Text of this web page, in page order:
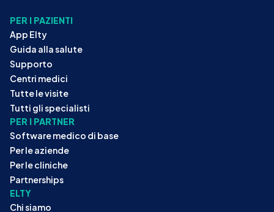
PER I PAZIENTI
App Elty
Guida alla salute
Supporto
Centri medici
Tutte le visite
Tutti gli specialisti
PER I PARTNER
Software medico di base
Per le aziende
Per le cliniche
Partnerships
ELTY
Chi siamo